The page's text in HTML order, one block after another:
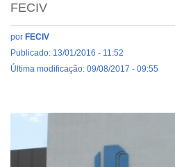
FECIV
por FECIV
Publicado: 13/01/2016 - 11:52
Última modificação: 09/08/2017 - 09:55